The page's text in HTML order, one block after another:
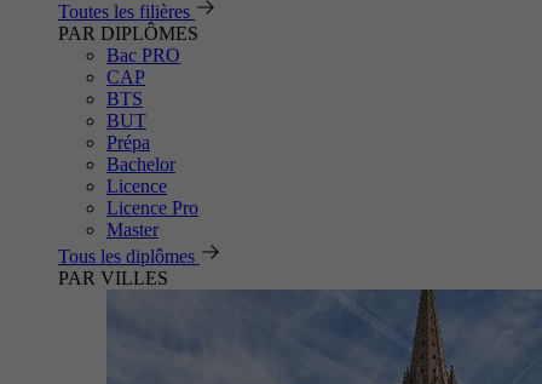
Toutes les filières
PAR DIPLÔMES
Bac PRO
CAP
BTS
BUT
Prépa
Bachelor
Licence
Licence Pro
Master
Tous les diplômes
PAR VILLES